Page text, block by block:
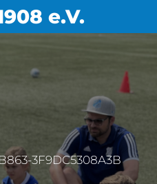
e.V.
3F9DC5308A3B